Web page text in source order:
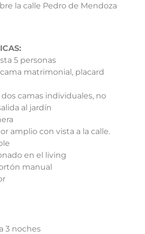
la calle Pedro de Mendoza
5 personas
matrimonial, placard
camas individuales, no
al jardín
amplio con vista a la calle.
en el living
manual
3 noches